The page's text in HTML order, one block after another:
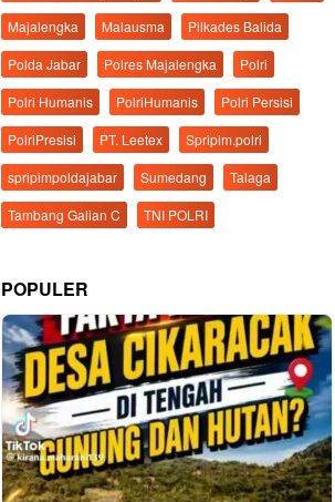
Majalengka
Malausma
Pilkades Balida
Polda Jabar
Polres Majalengka
Polri
Polri Humanis
PolriHumanis
Polri Persisi
PolriPresisi
PT. Leetex
Spripim.polri
spripimpoldajabar
Sumedang
Talaga
Tambang Galian C
TNI POLRI
POPULER